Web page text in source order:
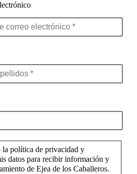
la política de privacidad y
datos para recibir información y
de Ejea de los Caballeros.